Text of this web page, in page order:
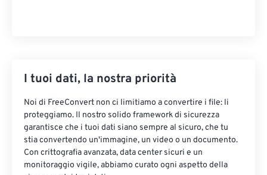
I tuoi dati, la nostra priorità
Noi di FreeConvert non ci limitiamo a convertire i file: li
proteggiamo. Il nostro solido framework di sicurezza
garantisce che i tuoi dati siano sempre al sicuro, che tu
stia convertendo un'immagine, un video o un documento.
Con crittografia avanzata, data center sicuri e un
monitoraggio vigile, abbiamo curato ogni aspetto della